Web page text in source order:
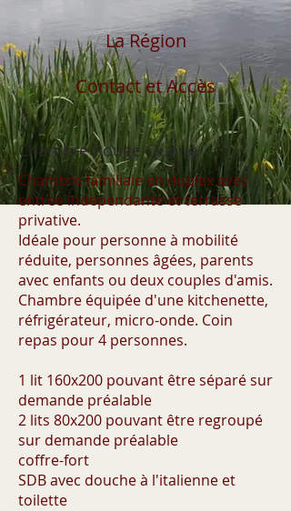
La Région
Contact et Accès
Chambre Rouge-Queue
Chambre familiale en duplex avec
entrée indépendante et terrasse
privative.
Idéale pour personne à mobilité
réduite, personnes âgées, parents
avec enfants ou deux couples d'amis.
Chambre équipée d'une kitchenette,
réfrigérateur, micro-onde. Coin
repas pour 4 personnes.
1 lit 160x200 pouvant être séparé sur
demande préalable
2 lits 80x200 pouvant être regroupé
sur demande préalable
coffre-fort
SDB avec douche à l'italienne et
toilette